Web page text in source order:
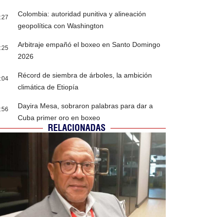
Colombia: autoridad punitiva y alineación
geopolítica con Washington
Arbitraje empañó el boxeo en Santo Domingo
2026
Récord de siembra de árboles, la ambición
climática de Etiopía
Dayira Mesa, sobraron palabras para dar a
Cuba primer oro en boxeo
RELACIONADAS